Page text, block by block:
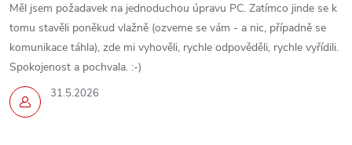
31.5.2026
Měl jsem požadavek na jednoduchou úpravu PC. Zatímco jinde se k
tomu stavěli poněkud vlažně (ozveme se vám - a nic, případně se
komunikace táhla), zde mi vyhověli, rychle odpověděli, rychle vyřídili.
Spokojenost a pochvala. :-)